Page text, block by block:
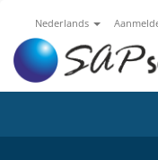
Nederlands